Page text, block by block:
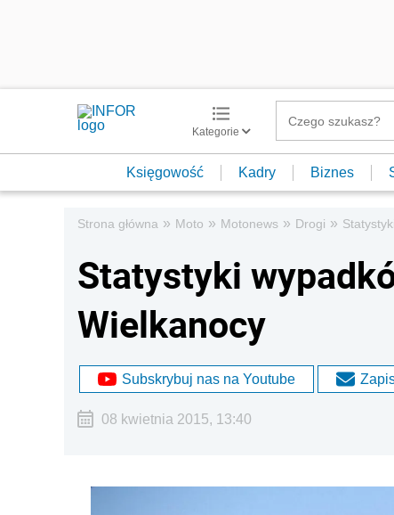
Kategorie
Księgowość Kadry Biznes
Strona główna » Moto » Motonews » Drogi »
Statystyki
Wielkanocy
Subskrybuj nas na Youtube
08 kwietnia 2015, 13:40